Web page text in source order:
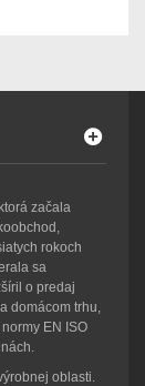
začala
rokoch
sa
o predaj
domácom trhu,
EN ISO
oblasti.